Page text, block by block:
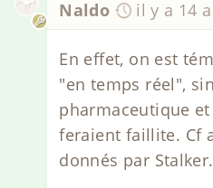
Naldo il y a 14
En effet, on est
"en temps réel",
pharmaceutique
feraient faillite. Cf
donnés par Stalker.